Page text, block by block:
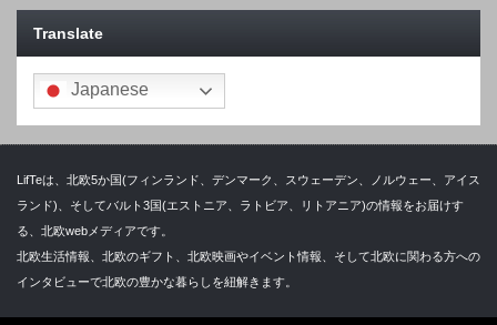
Translate
Japanese
LifTeは、北欧5か国(フィンランド、デンマーク、スウェーデン、ノルウェー、アイス
ランド)、そしてバルト3国(エストニア、ラトビア、リトアニア)の情報をお届けす
る、北欧webメディアです。
北欧生活情報、北欧のギフト、北欧映画やイベント情報、そして北欧に関わる方への
インタビューで北欧の豊かな暮らしを紐解きます。